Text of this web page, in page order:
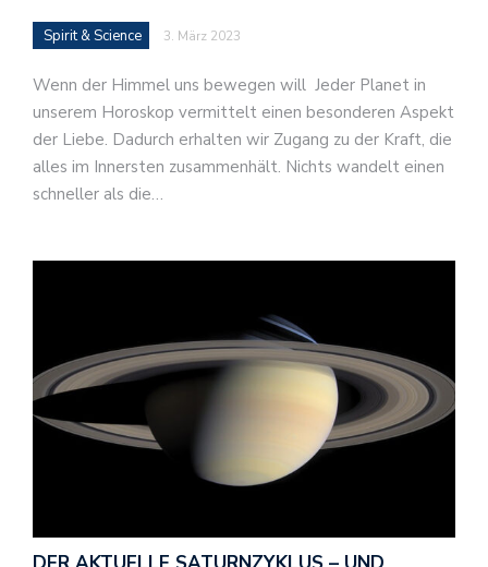
Spirit & Science 3. März 2023
Wenn der Himmel uns bewegen will Jeder Planet in
unserem Horoskop vermittelt einen besonderen Aspekt
der Liebe. Dadurch erhalten wir Zugang zu der Kraft, die
alles im Innersten zusammenhält. Nichts wandelt einen
schneller als die…